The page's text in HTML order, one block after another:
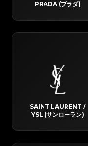
PRADA (プラダ)
SAINT LAURENT /
YSL (サンローラン)